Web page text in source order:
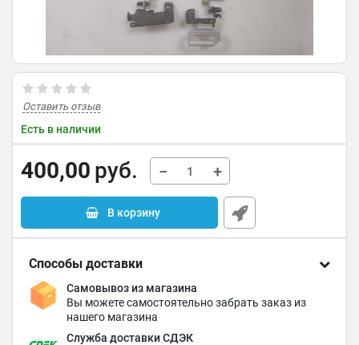
Оставить отзыв
Есть в наличии
400,00 руб. − +
В корзину
Способы доставки
Самовывоз из магазина
Вы можете самостоятельно забрать заказ из
нашего магазина
Служба доставки СДЭК